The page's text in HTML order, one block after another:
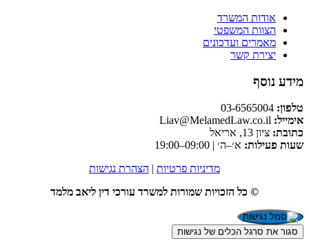
אודות המשרד
הצוות המשפטי
מאמרים ועדכונים
יצירת קשר
מידע נוסף
טלפון:
אימייל: Liav@MelamedLaw.co.il
כתובת: ציון 13, אריאל
שעות פעילות: א׳–ה׳ | 09:00–19:00
מדיניות פרטיות | הצהרת נגישות
© כל הזכויות שמורות למשרד עורכי דין ליאב מלמד
סגור את סרגל הכלים של נגישות